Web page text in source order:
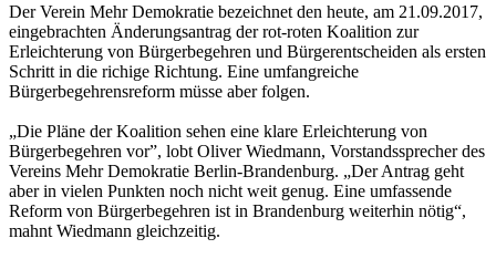
Der Verein Mehr Demokratie bezeichnet den heute, am 21.09.2017,
eingebrachten Änderungsantrag der rot-roten Koalition zur
Erleichterung von Bürgerbegehren und Bürgerentscheiden als ersten
Schritt in die richige Richtung. Eine umfangreiche
Bürgerbegehrensreform müsse aber folgen.
„Die Pläne der Koalition sehen eine klare Erleichterung von
Bürgerbegehren vor”, lobt Oliver Wiedmann, Vorstandssprecher des
Vereins Mehr Demokratie Berlin-Brandenburg. „Der Antrag geht
aber in vielen Punkten noch nicht weit genug. Eine umfassende
Reform von Bürgerbegehren ist in Brandenburg weiterhin nötig“,
mahnt Wiedmann gleichzeitig.